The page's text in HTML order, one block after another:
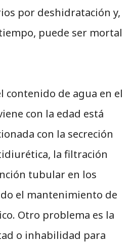
por deshidratación y,
puede ser mortal
contenido de agua en el
con la edad está
con la secreción
la filtración
tubular en los
el mantenimiento de
Otro problema es la
o inhabilidad para